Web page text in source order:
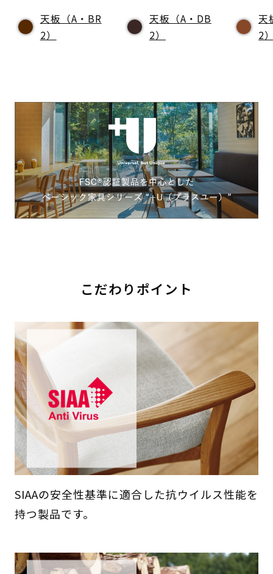
天板（A・BR
2）
天板（A・DB
2）
天
2
こだわりポイント
SIAAの安全性基準に適合した抗ウイルス性能を
持つ製品です。